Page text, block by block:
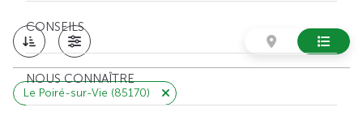
CONSEILS
NOUS CONNAÎTRE
Le Poiré-sur-Vie (85170)